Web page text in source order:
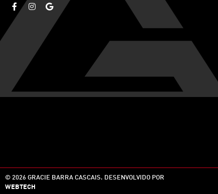
© 2026 GRACIE BARRA CASCAIS. DESENVOLVIDO POR
WEBTECH